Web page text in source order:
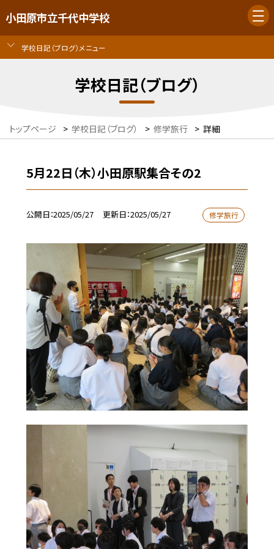
小田原市立千代中学校
学校日記（ブログ）メニュー
学校日記（ブログ）
トップページ > 学校日記（ブログ） > 修学旅行 > 詳細
5月22日（木）小田原駅集合その2
公開日 2025/05/27 更新日 2025/05/27 修学旅行